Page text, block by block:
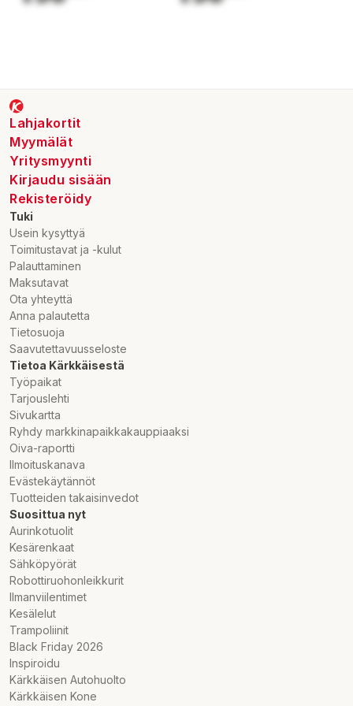
Lahjakortit
Myymälät
Yritysmyynti
Kirjaudu sisään
Rekisteröidy
Tuki
Usein kysyttyä
Toimitustavat ja -kulut
Palauttaminen
Maksutavat
Ota yhteyttä
Anna palautetta
Tietosuoja
Saavutettavuusseloste
Tietoa Kärkkäisestä
Työpaikat
Tarjouslehti
Sivukartta
Ryhdy markkinapaikkakauppiaaksi
Oiva-raportti
Ilmoituskanava
Evästekäytännöt
Tuotteiden takaisinvedot
Suosittua nyt
Aurinkotuolit
Kesärenkaat
Sähköpyörät
Robottiruohonleikkurit
Ilmanviilentimet
Kesälelut
Trampoliinit
Black Friday 2026
Inspiroidu
Kärkkäisen Autohuolto
Kärkkäisen Kone